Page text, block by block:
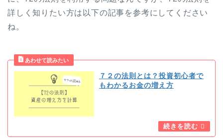
詳しく知りたい方は以下の記事を参考にしてください
ね。
７２の法則とは？投資初心者で
もわかるお金の増え方